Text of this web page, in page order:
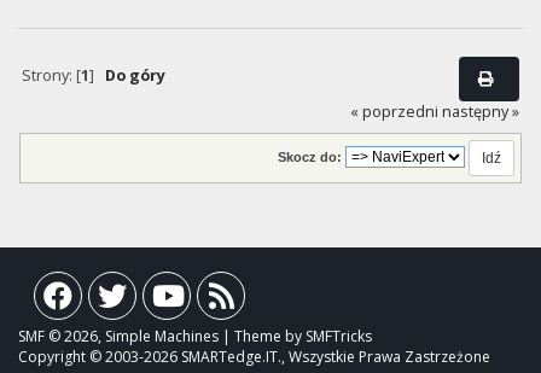
Strony: [1] Do góry
« poprzedni następny »
Skocz do:
SMF © 2026, Simple Machines | Theme by SMFTricks
Copyright © 2003-2026 SMARTedge.IT., Wszystkie Prawa Zastrzeżone